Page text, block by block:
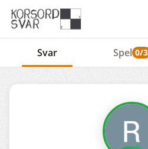
Svar Spel 0/3